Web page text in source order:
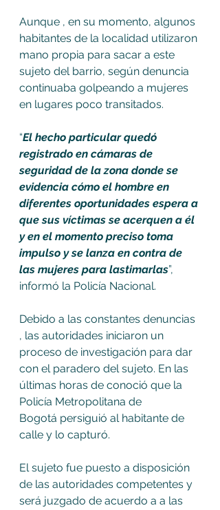
Aunque , en su momento, algunos
habitantes de la localidad utilizaron
mano propia para sacar a este
sujeto del barrio, según denuncia
continuaba golpeando a mujeres
en lugares poco transitados.
“El hecho particular quedó
registrado en cámaras de
seguridad de la zona donde se
evidencia cómo el hombre en
diferentes oportunidades espera a
que sus víctimas se acerquen a él
y en el momento preciso toma
impulso y se lanza en contra de
las mujeres para lastimarlas”,
informó la Policía Nacional.
Debido a las constantes denuncias
, las autoridades iniciaron un
proceso de investigación para dar
con el paradero del sujeto. En las
últimas horas de conoció que la
Policía Metropolitana de
Bogotá persiguió al habitante de
calle y lo capturó.
El sujeto fue puesto a disposición
de las autoridades competentes y
será juzgado de acuerdo a a las